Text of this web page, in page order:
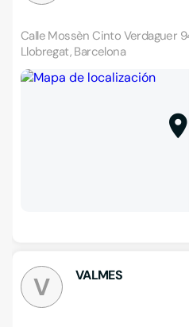
Calle Mossèn Cinto Verdaguer
Llobregat, Barcelona
V VALMES